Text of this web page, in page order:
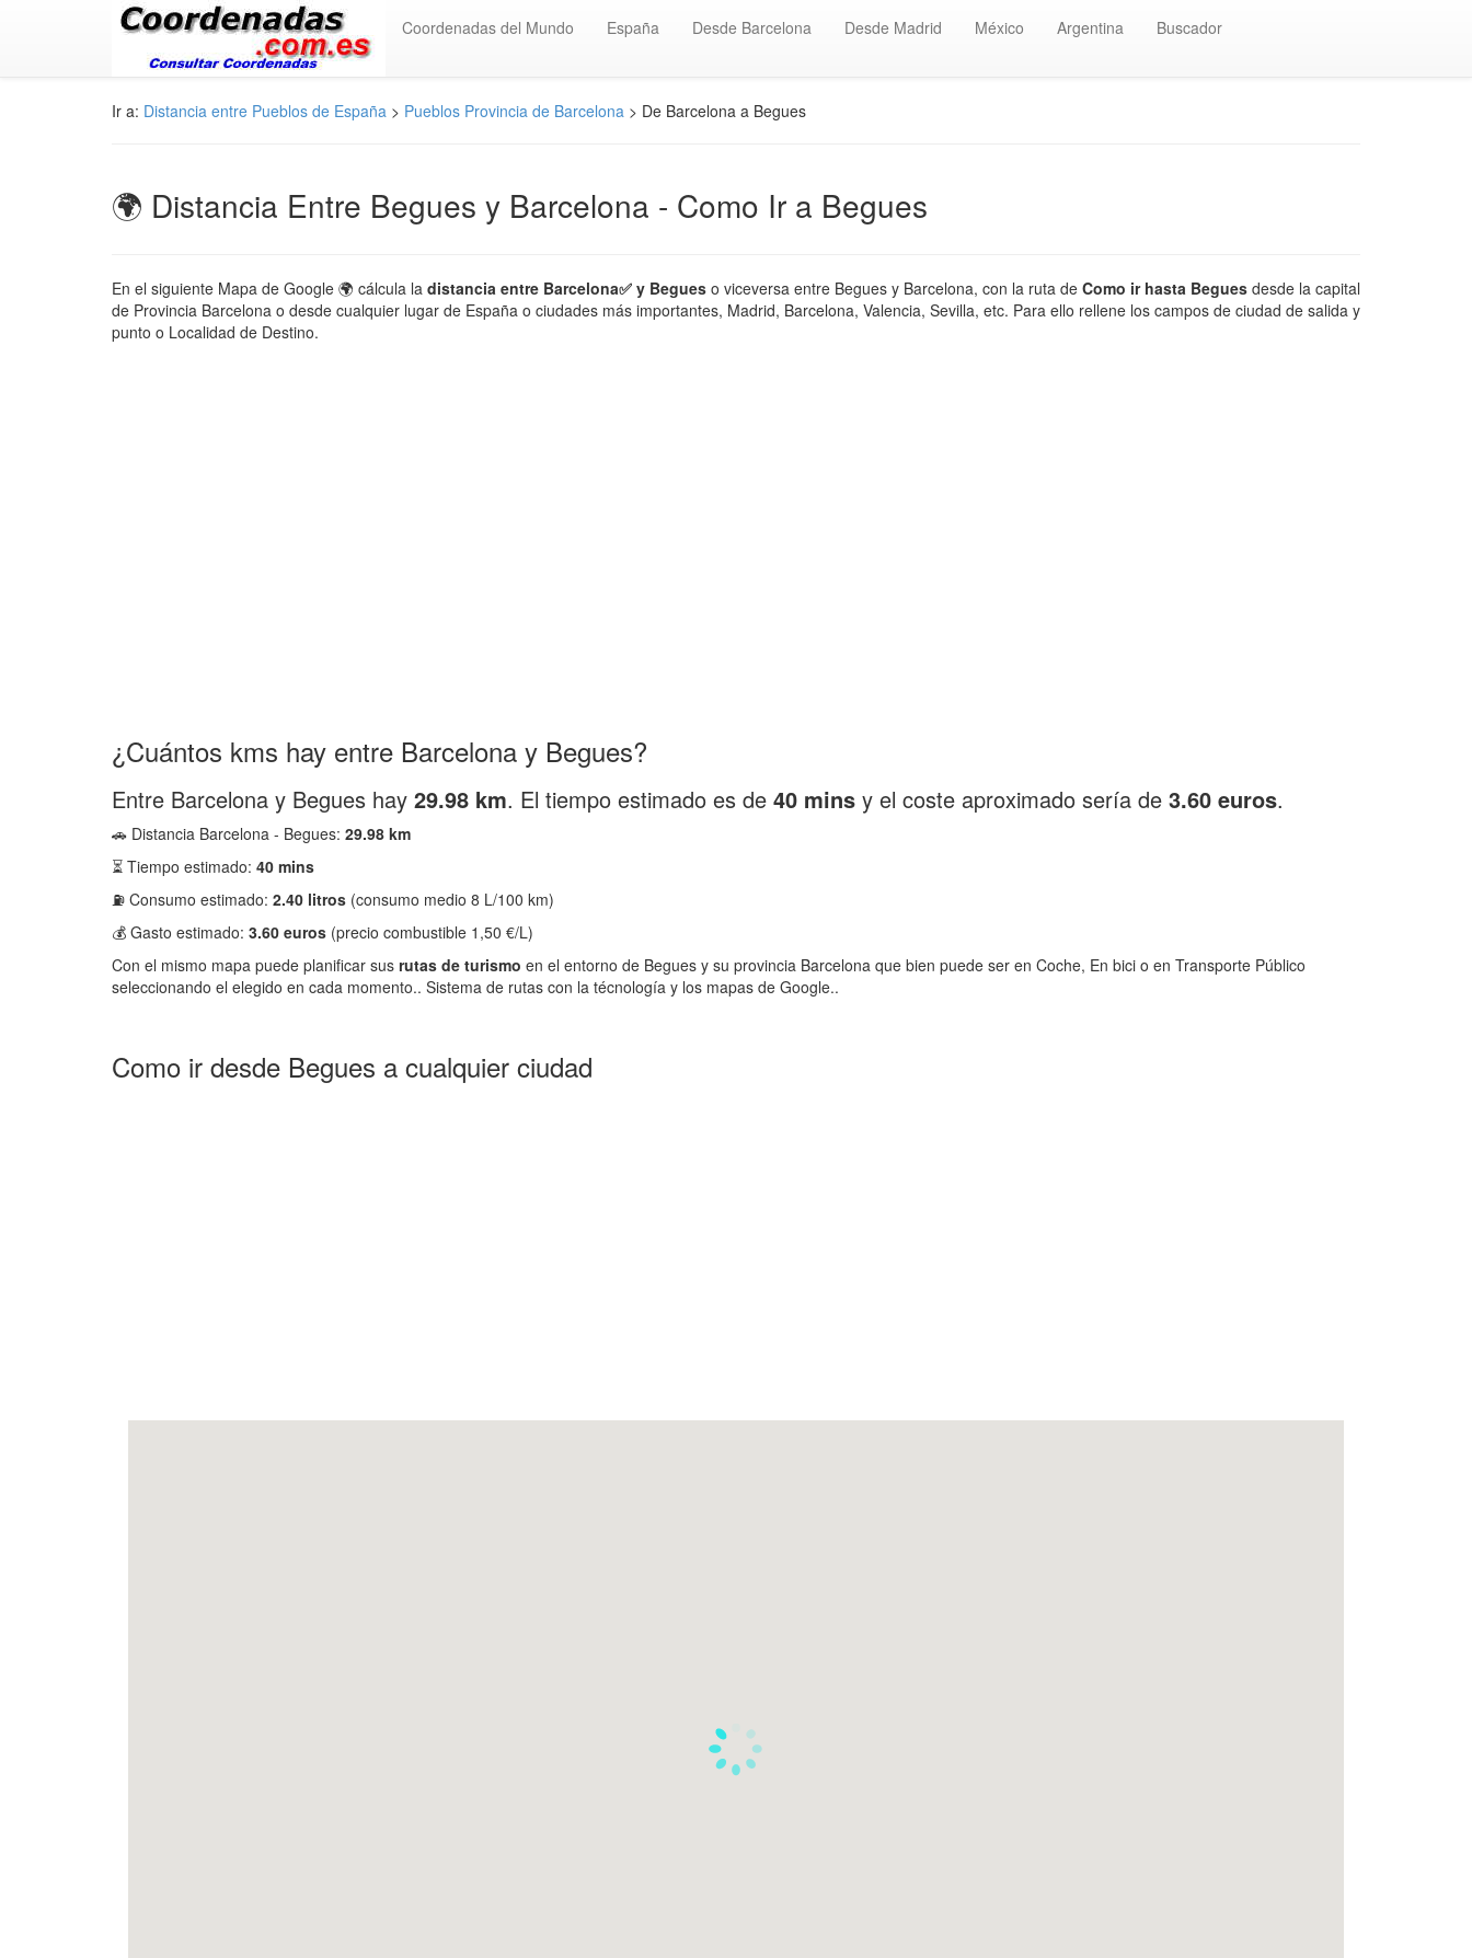
Coordenadas del Mundo España Desde Barcelona Desde Madrid México Argentina Buscador
Ir a: Distancia entre Pueblos de España > Pueblos Provincia de Barcelona > De Barcelona a Begues
🌍 Distancia Entre Begues y Barcelona - Como Ir a Begues
En el siguiente Mapa de Google 🌍 cálcula la distancia entre Barcelona✅ y Begues o viceversa entre Begues y Barcelona, con la ruta de Como ir hasta Begues desde la capital
de Provincia Barcelona o desde cualquier lugar de España o ciudades más importantes, Madrid, Barcelona, Valencia, Sevilla, etc. Para ello rellene los campos de ciudad de salida y
punto o Localidad de Destino.
¿Cuántos kms hay entre Barcelona y Begues?
Entre Barcelona y Begues hay 29.98 km. El tiempo estimado es de 40 mins y el coste aproximado sería de 3.60 euros.
🚗 Distancia Barcelona - Begues: 29.98 km
⏳ Tiempo estimado: 40 mins
⛽ Consumo estimado: 2.40 litros (consumo medio 8 L/100 km)
💰 Gasto estimado: 3.60 euros (precio combustible 1,50 €/L)
Con el mismo mapa puede planificar sus rutas de turismo en el entorno de Begues y su provincia Barcelona que bien puede ser en Coche, En bici o en Transporte Público
seleccionando el elegido en cada momento.. Sistema de rutas con la técnología y los mapas de Google..
Como ir desde Begues a cualquier ciudad